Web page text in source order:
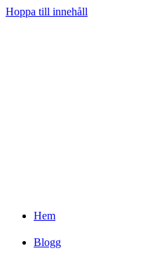
Hoppa till innehåll
Hem
Blogg